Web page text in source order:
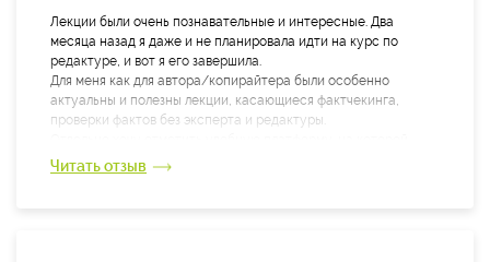
Лекции были очень познавательные и интересные. Два
месяца назад я даже и не планировала идти на курс по
редактуре, и вот я его завершила.
Для меня как для автора/копирайтера были особенно
актуальны и полезны лекции, касающиеся фактчекинга,
проверки фактов без эксперта и редактуры.
проходит обучение))) Все понятно, интерактивно. Классно!
Читать отзыв